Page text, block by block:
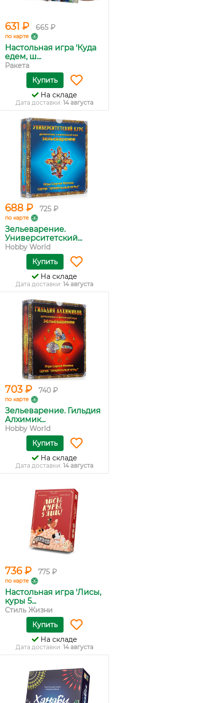
631 ₽ 665 ₽
по карте
Настольная игра 'Куда
едем, ш...
Ракета
Купить
На складе
Дата доставки: 14 августа
688 ₽ 725 ₽
по карте
Зельеварение.
Университетский...
Hobby World
Купить
На складе
Дата доставки: 14 августа
703 ₽ 740 ₽
по карте
Зельеварение. Гильдия
Алхимик...
Hobby World
Купить
На складе
Дата доставки: 14 августа
736 ₽ 775 ₽
по карте
Настольная игра 'Лисы,
куры 5...
Стиль Жизни
Купить
На складе
Дата доставки: 14 августа